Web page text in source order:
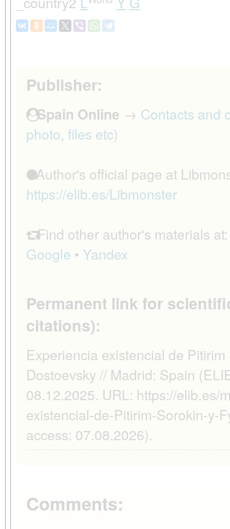
Publisher:
Spain Online → Contacts and
photo, files etc)
Author's official page at
https://elib.es/Libmonster
Find other author's materials
Google • Yandex
Permanent link for
citations):
Experiencia existencial de
Dostoevsky // Madrid: Spain
08.12.2025. URL: https://elib.es/
existencial-de-Pitirim-Sorokin-y-
access: 07.08.2026).
Comments: